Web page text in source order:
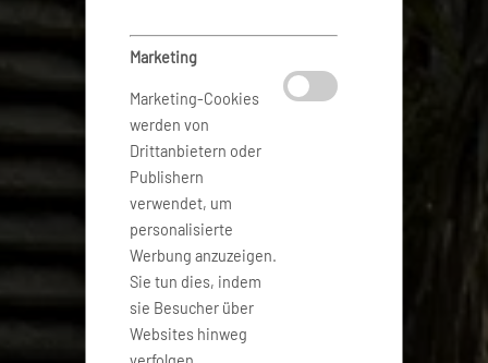
Marketing
Marketing-Cookies
werden von
Drittanbietern oder
Publishern
verwendet, um
personalisierte
Werbung anzuzeigen.
Sie tun dies, indem
sie Besucher über
Websites hinweg